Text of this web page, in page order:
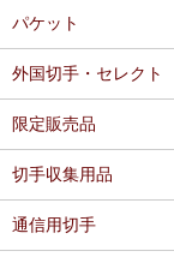
パケット
外国切手・セレクト
限定販売品
切手収集用品
通信用切手